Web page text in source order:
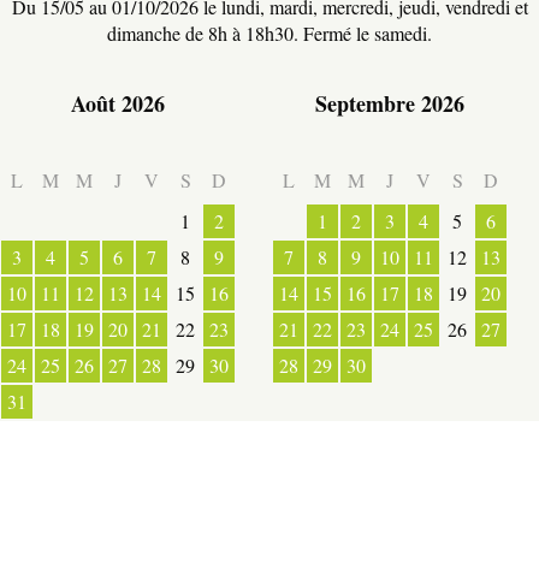
TERRE D’ACCUEIL
ESPACE PRESSE
Du 15/05 au 01/10/2026 le lundi, mardi, mercredi, jeudi, vendredi et
dimanche de 8h à 18h30. Fermé le samedi.
Août 2026
L M M J V S
D
1
2
3
4 5 6 7 8
9
10
11 12 13 14 15
16
17
18 19 20 21 22 23
24 25 26 27 28 29
30
31
Septembre 2026
L M M J V S
D
1
2 3 4 5
6
7
8 9 10 11 12
13
14
15 16 17 18 19 20
21
22 23 24 25 26 27
28
29 30